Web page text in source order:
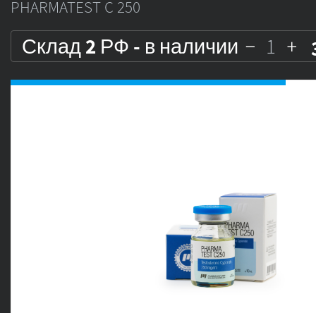
PHARMATEST C 250
Склад 2 РФ - в наличии